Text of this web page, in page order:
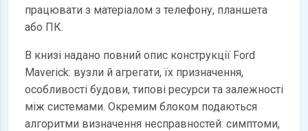
працювати з матеріалом з телефону, планшета
або ПК.
В книзі надано повний опис конструкції Ford
Maverick: вузли й агрегати, їх призначення,
особливості будови, типові ресурси та залежності
між системами. Окремим блоком подаються
алгоритми визначення несправностей: симптоми,